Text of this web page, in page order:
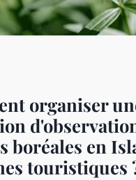
organiser
boréales en
touristiques